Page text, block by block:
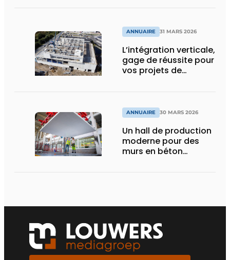
ANNUAIRE 31 MARS 2026
L’intégration verticale,
gage de réussite pour
vos projets de
ANNUAIRE 30 MARS 2026
Un hall de production
moderne pour des
murs en béton